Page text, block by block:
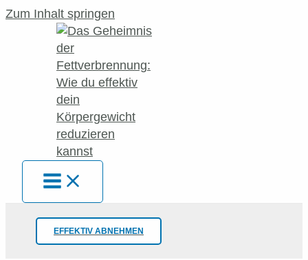
Zum Inhalt springen
EFFEKTIV ABNEHMEN